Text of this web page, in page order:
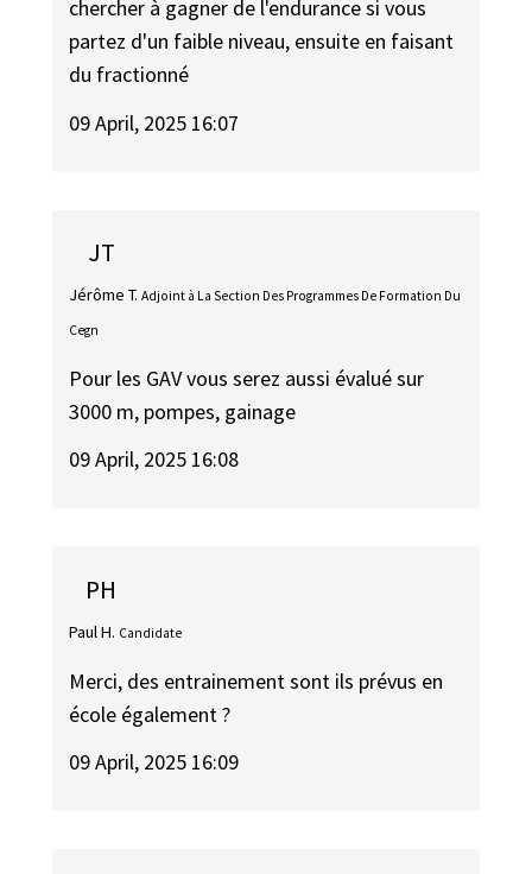
chercher à gagner de l'endurance si vous
partez d'un faible niveau, ensuite en faisant
du fractionné
09 April, 2025 16:07
JT
Jérôme T. Adjoint à La Section Des Programmes De Formation Du
Cegn
Pour les GAV vous serez aussi évalué sur
3000 m, pompes, gainage
09 April, 2025 16:08
PH
Paul H. Candidate
Merci, des entrainement sont ils prévus en
école également ?
09 April, 2025 16:09